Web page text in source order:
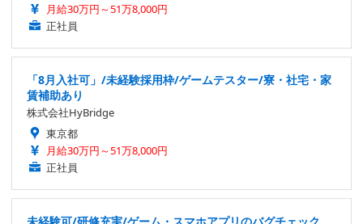
月給30万円～51万8,000円
正社員
「8月入社可」/未経験採用枠/ゲームテスター/寮・社宅・家
賃補助あり
株式会社HyBridge
東京都
月給30万円～51万8,000円
正社員